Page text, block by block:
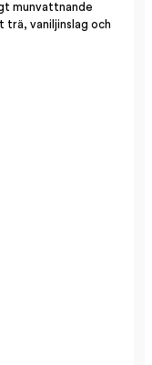
munvattnande
trä, vaniljinslag och